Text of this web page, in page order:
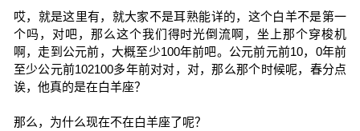
哎，就是这里有，就大家不是耳熟能详的，这个白羊不是第一
个吗，对吧，那么这个我们得时光倒流啊，坐上那个穿梭机
啊，走到公元前，大概至少100年前吧。公元前元前10，0年前
至少公元前102100多年前对对，对，那么那个时候呢，春分点
诶，他真的是在白羊座？
那么，为什么现在不在白羊座了呢？